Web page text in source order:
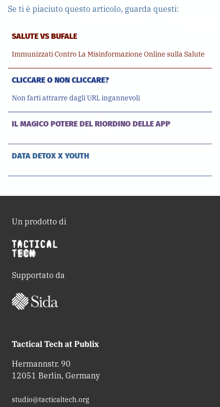
Se ti è piaciuto questo articolo, guarda questi:
SALUTE VS BUFALE
Immunizzati Contro La Misinformazione Online sulla Salute
CLICCARE O NON CLICCARE?
Non farti attrarre dagli URL ingannevoli
IL MAGICO POTERE DEL RIORDINO DELLE APP
DATA DETOX X YOUTH
Un prodotto di
Supportato da
Tactical Tech at Publix
Hermannstr. 90
12051 Berlin, Germany
studio@tacticaltech.org